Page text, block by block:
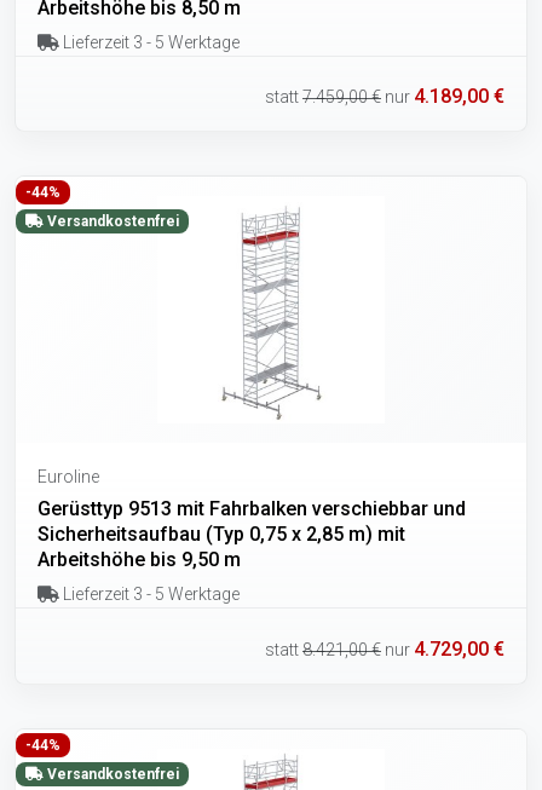
Arbeitshöhe bis 8,50 m
Lieferzeit 3 - 5 Werktage
statt7.459,00 € nur 4.189,00 €
-44%
Versandkostenfrei
Euroline
Gerüsttyp 9513 mit Fahrbalken verschiebbar und
Sicherheitsaufbau (Typ 0,75 x 2,85 m) mit
Arbeitshöhe bis 9,50 m
Lieferzeit 3 - 5 Werktage
statt8.421,00 € nur 4.729,00 €
-44%
Versandkostenfrei